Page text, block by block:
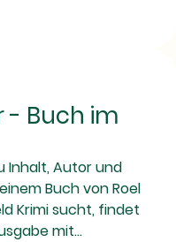
- Buch im
Inhalt, Autor und
Buch von Roel
Krimi sucht, findet
mit...